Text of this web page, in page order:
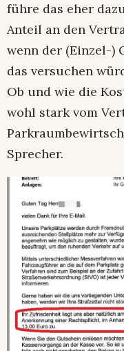
führe das eher
Anteil an den
wenn der (Einzel-)
das versuchen
Ob und wie die
wohl stark vom
Sprecher.